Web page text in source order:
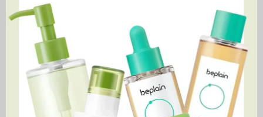
9,900 MNT
Retinal
Firming
Body
Cream
Yuja
Niacin
Brightening
Body
Serum
Mist